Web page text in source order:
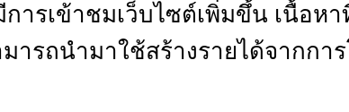
ารเข้าชมเว็บไซต์เพิ่มขึ้น เนื้อห
ารถนำมาใช้สร้างรายได้จากก